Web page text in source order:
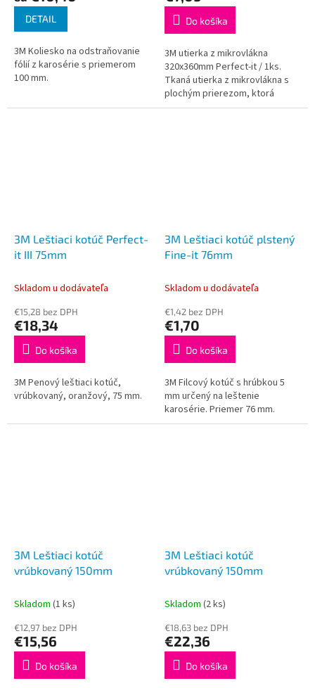
DETAIL
3M Koliesko na odstraňovanie
fólií z karosérie s priemerom
100 mm.
Do košíka
3M utierka z mikrovlákna
320x360mm Perfect-it / 1ks.
Tkaná utierka z mikrovlákna s
plochým prierezom, ktorá
dokonale odstraňuje nečistoty z
3M Leštiaci kotúč Perfect-
it III 75mm
Skladom u dodávateľa
€15,28 bez DPH
€18,34
Do košíka
3M Penový leštiaci kotúč,
vrúbkovaný, oranžový, 75 mm.
3M Leštiaci kotúč plstený
Fine-it 76mm
Skladom u dodávateľa
€1,42 bez DPH
€1,70
Do košíka
3M Filcový kotúč s hrúbkou 5
mm určený na leštenie
karosérie. Priemer 76 mm.
3M Leštiaci kotúč
vrúbkovaný 150mm
Skladom (1 ks)
€12,97 bez DPH
€15,56
Do košíka
3M Leštiaci kotúč
vrúbkovaný 150mm
Skladom (2 ks)
€18,63 bez DPH
€22,36
Do košíka